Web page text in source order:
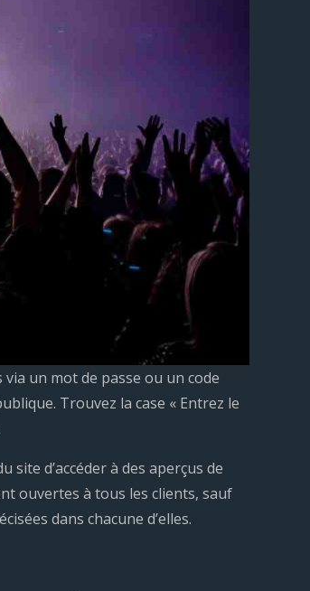
un mot de passe ou un code
Trouvez la case « Entrez le
d’accéder à des aperçus de
ouvertes à tous les clients, sauf
dans chacune d’elles.